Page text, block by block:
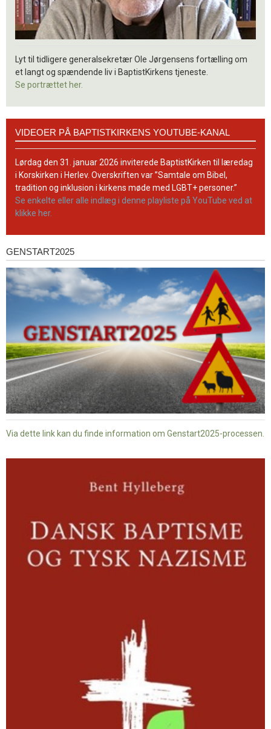
Lyt til tidligere generalsekretær Ole Jørgensens fortælling om
et langt og spændende liv i BaptistKirkens tjeneste.
Se portrættet her.
BaptistKirkens
YouTube-
kanal
VIDEOER PÅ BAPTISTKIRKENS YOUTUBE-KANAL
Lørdag den 31. januar 2026 inviterede BaptistKirken til læredag
i Korskirken i Herlev. Overskriften var ”Samtale om Bibel,
tradition og inklusion i kirkens møde med LGBT+ personer.”
Se enkelte eller alle indlæg i denne playliste på YouTube ved at
klikke her.
Genstart2025
GENSTART2025
Via dette link kan du finde information om Genstart2025-processen.